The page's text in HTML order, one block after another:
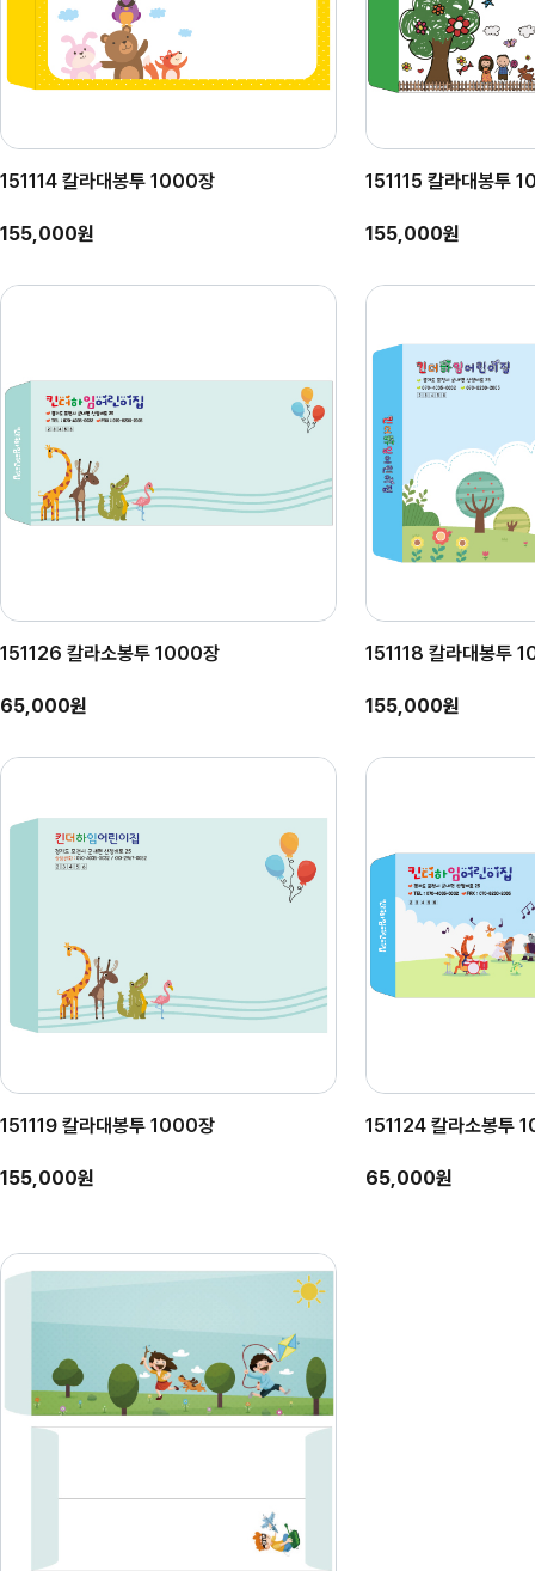
151114 칼라대봉투 1000장
155,000원
151115 칼라대봉투
155,000원
151126 칼라소봉투 1000장
65,000원
151118 칼라대봉투
155,000원
151119 칼라대봉투 1000장
155,000원
151124 칼라소봉투
65,000원